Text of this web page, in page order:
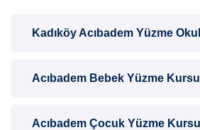
Kadıköy Acıbadem Yüzme
Acıbadem Bebek Yüzme Kursu
Acıbadem Çocuk Yüzme Kursu